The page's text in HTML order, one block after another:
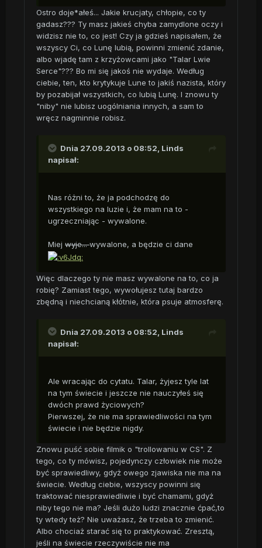
Ostro doje*ałeś... Jakie krucjaty, chłopie, co ty
gadasz??? Ty masz jakieś chyba zamydlone oczy i
widzisz nie to, co jest! Czy ja gdzieś napisałem, że
wszyscy Ci, co Lunę lubią, powinni zmienić zdanie,
albo wjadę tam z krzyżowcami jako "Talar Lwie
Serce"??? Bo mi się jakoś nie wydaje. Według
ciebie, ten, kto krytykuje Lune to jakiś nazista, który
by pozabijał wszystkich, co lubią Lunę. I znowu ty
"niby" nie lubisz uogólniania innych, a sam to
wręcz nagminnie robisz.
Dnia 27.09.2013 o 08:52, Linds
napisał:
Nas różni to, że ja podchodzę do
wszystkiego na luzie i, że mam na to -
ugrzeczniając - wywalone.
Miej wyje...wywalone, a będzie ci dane
Więc dlaczego ty nie masz wywalone na to, co ja
robię? Zamiast tego, wywołujesz tutaj bardzo
zbędną i niechcianą kłótnie, która psuje atmosferę.
Dnia 27.09.2013 o 08:52, Linds
napisał:
Ale wracając do cytatu. Talar, żyjesz tyle lat
na tym świecie i jeszcze nie nauczyłeś się
dwóch prawd życiowych?
Pierwszej, że nie ma sprawiedliwości na tym
świecie i nie będzie nigdy.
Znowu puść sobie filmik o "trollowaniu w CS". Z
tego, co ty mówisz, pojedynczy człowiek nie może
być sprawiedliwy, gdyż owego zjawiska nie ma na
świecie. Według ciebie, wszyscy powinni się
traktować niesprawiedliwie i być chamami, gdyż
niby tego nie ma? Jeśli dużo ludzi znacznie ćpać,to
ty wtedy też? Nie uważasz, że trzeba to zmienić.
Albo chociaż starać się to praktykować. Zresztą,
jeśli na świecie rzeczywiście nie ma